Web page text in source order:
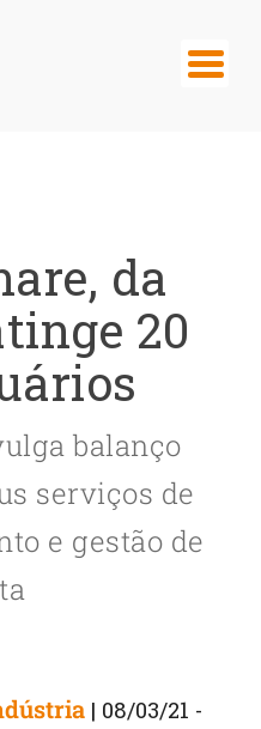
da
20
balanço
serviços de
e gestão de
| 08/03/21 -